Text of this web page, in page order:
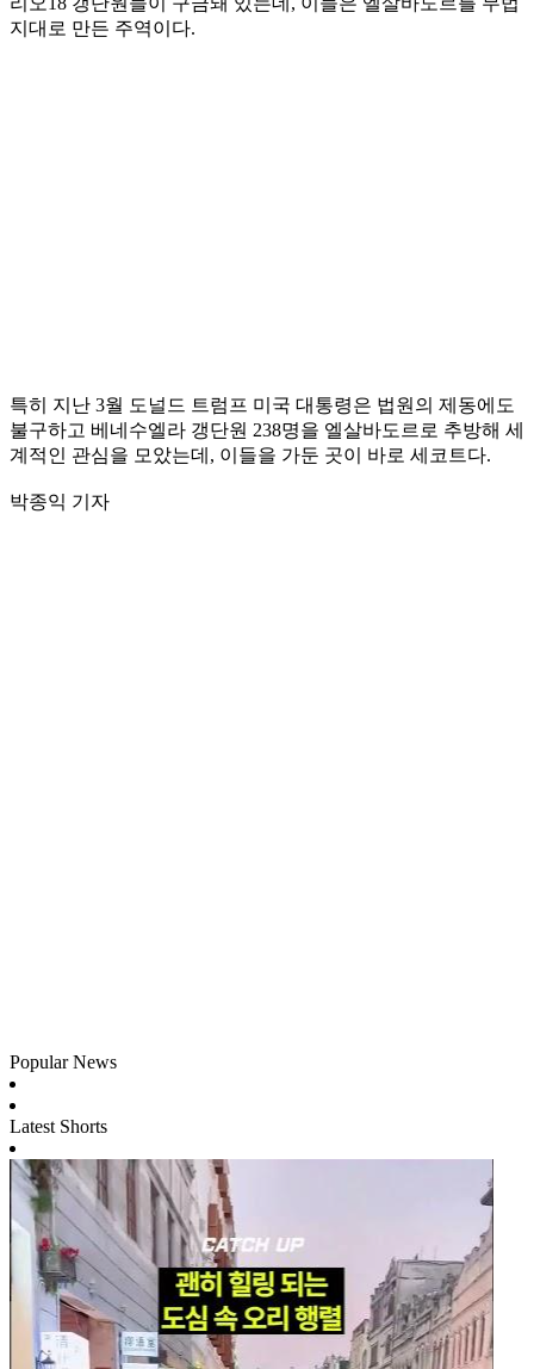
지대로 만든 주역이다.
특히 지난 3월 도널드 트럼프 미국 대통령은 법원의 제동에도
불구하고 베네수엘라 갱단원 238명을 엘살바도르로 추방해 세
계적인 관심을 모았는데, 이들을 가둔 곳이 바로 세코트다.
박종익 기자
Popular News
Latest Shorts